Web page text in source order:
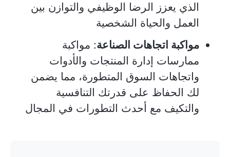
الذي يعزز الرضا الوظيفي والتوازن بين
العمل والحياة الشخصية
مواكبة اتجاهات الصناعة: مواكبة
ممارسات إدارة المنتجات والأدوات
واتجاهات السوق المتطورة، مما يضمن
لك الحفاظ على قدرتك التنافسية
والتكيف مع أحدث التطورات في المجال